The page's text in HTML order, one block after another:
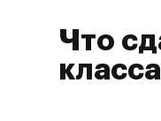
Что
класса